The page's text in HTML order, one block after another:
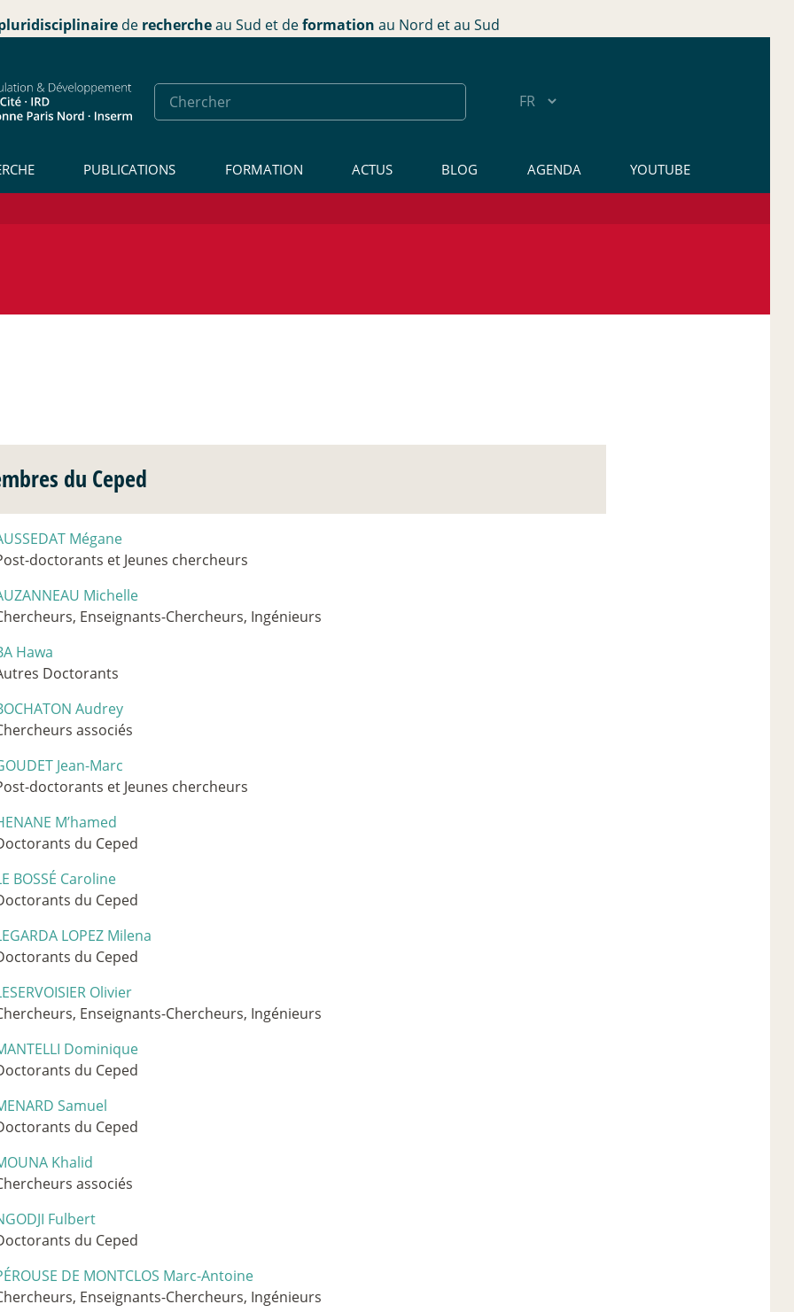
de rechercheau Sud et deformation au Nord et au Sud
PUBLICATIONS FORMATION ACTUS BLOG AGENDA YOUTUBE
du Ceped
Mégane
doctorants et Jeunes chercheurs
Michelle
Enseignants-Chercheurs, Ingénieurs
Hawa
Doctorants
Audrey
associés
Jean-Marc
doctorants et Jeunes chercheurs
M’hamed
du Ceped
BOSSÉ Caroline
du Ceped
LOPEZ Milena
du Ceped
Olivier
Enseignants-Chercheurs, Ingénieurs
Dominique
du Ceped
Samuel
du Ceped
Khalid
associés
Fulbert
du Ceped
DE MONTCLOS Marc-Antoine
Enseignants-Chercheurs, Ingénieurs